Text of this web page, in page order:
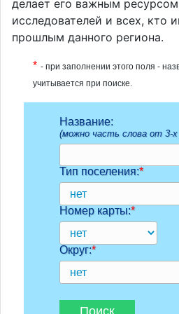
делает его важным
исследователей и всех, кто
прошлым данного региона.
* - при заполнении этого поля -
учитывается при поиске.
Название:
(можно часть слова от 3-х
Тип поселения:*
Номер карты:*
Округ:*